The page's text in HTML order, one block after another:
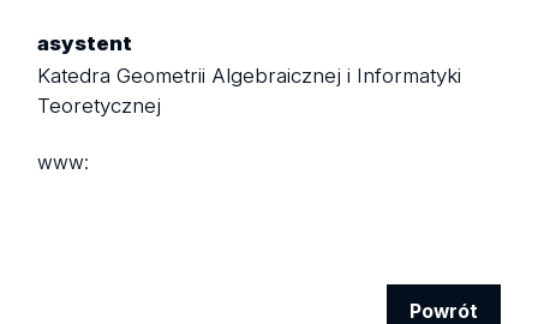
asystent
Katedra Geometrii Algebraicznej i Informatyki
Teoretycznej
www:
Powrót